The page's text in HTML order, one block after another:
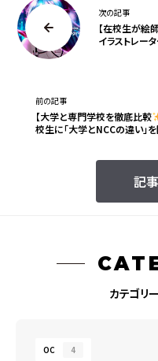
次の記事
【在校生が絵
イラストレー
記
前の記事
【大学と専門学校を徹底比較
校生に「大学とNCCの違い」を
カテゴリ
OC 4